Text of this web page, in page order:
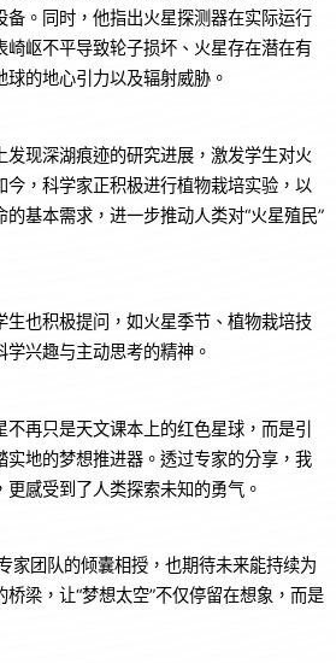
备。同时，他指出火星探测器在实际运行
崎岖不平导致轮子损坏、火星存在潜在有
的地心引力以及辐射威胁。
发现深湖痕迹的研究进展，激发学生对火
今，科学家正积极进行植物栽培实验，以
基本需求，进一步推动人类对“火星殖民”
生也积极提问，如火星季节、植物栽培技
兴趣与主动思考的精神。
再只是天文课本上的红色星球，而是引
实地的梦想推进器。透过专家的分享，我
感受到了人类探索未知的勇气。
家团队的倾囊相授，也期待未来能持续为
梁，让“梦想太空”不仅停留在想象，而是